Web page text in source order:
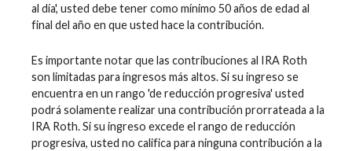
al día', usted debe tener como mínimo 50 años de edad al
final del año en que usted hace la contribución.
Es importante notar que las contribuciones al IRA Roth
son limitadas para ingresos más altos. Si su ingreso se
encuentra en un rango 'de reducción progresiva' usted
podrá solamente realizar una contribución prorrateada a la
IRA Roth. Si su ingreso excede el rango de reducción
progresiva, usted no califica para ninguna contribución a la